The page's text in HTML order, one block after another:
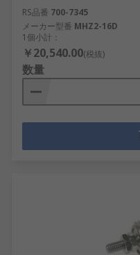
RS品番 700-7345
メーカー型番 MHZ2-16D
1個小計：
￥20,540.00(税抜)
数量